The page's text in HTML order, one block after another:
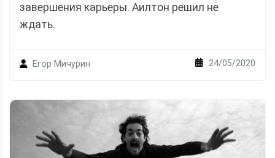
завершения карьеры. Аилтон решил не
ждать.
Егор Мичурин 24/05/2020